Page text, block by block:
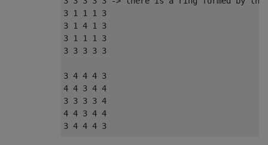
3 1 1 1 3
3 1 4 1 3
3 1 1 1 3
3 3 3 3 3
3 4 4 4 3
4 4 3 4 4
3 3 3 3 4
4 4 3 4 4
3 4 4 4 3